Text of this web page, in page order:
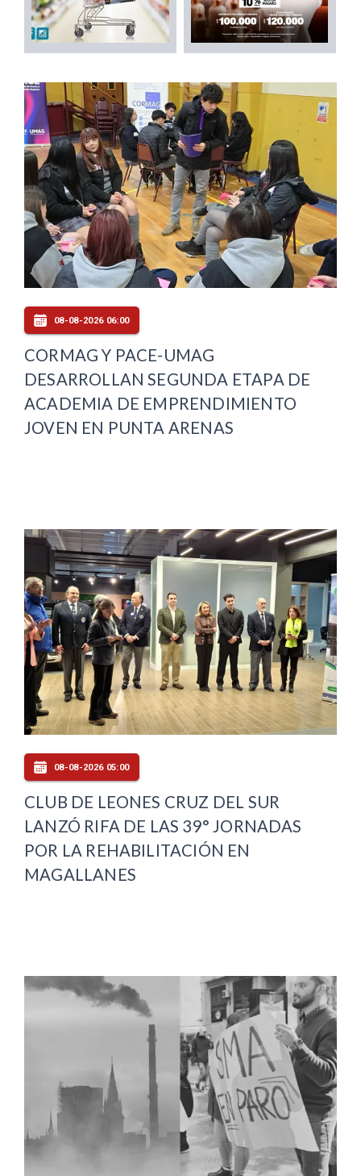
08-08-2026 06:00
CORMAG Y PACE-UMAG
DESARROLLAN SEGUNDA ETAPA DE
ACADEMIA DE EMPRENDIMIENTO
JOVEN EN PUNTA ARENAS
08-08-2026 05:00
CLUB DE LEONES CRUZ DEL SUR
LANZÓ RIFA DE LAS 39° JORNADAS
POR LA REHABILITACIÓN EN
MAGALLANES